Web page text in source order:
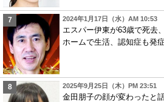
2024年1月17日（水）AM 10:53
エスパー伊東が63歳で死去
ホームで生活、認知症も発
2025年9月25日（木）PM 23:51
金田朋子の顔が変わったと